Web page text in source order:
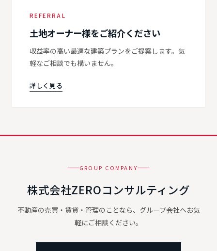
REFERRAL
土地オーナー様をご紹介ください
収益率の高い最適な建築プランをご提案します。気
軽なご相談でも構いません。
詳しく見る
GROUP COMPANY
株式会社ZEROコンサルティング
不動産の売買・賃貸・管理のことなら、グループ会社へお気
軽にご相談ください。